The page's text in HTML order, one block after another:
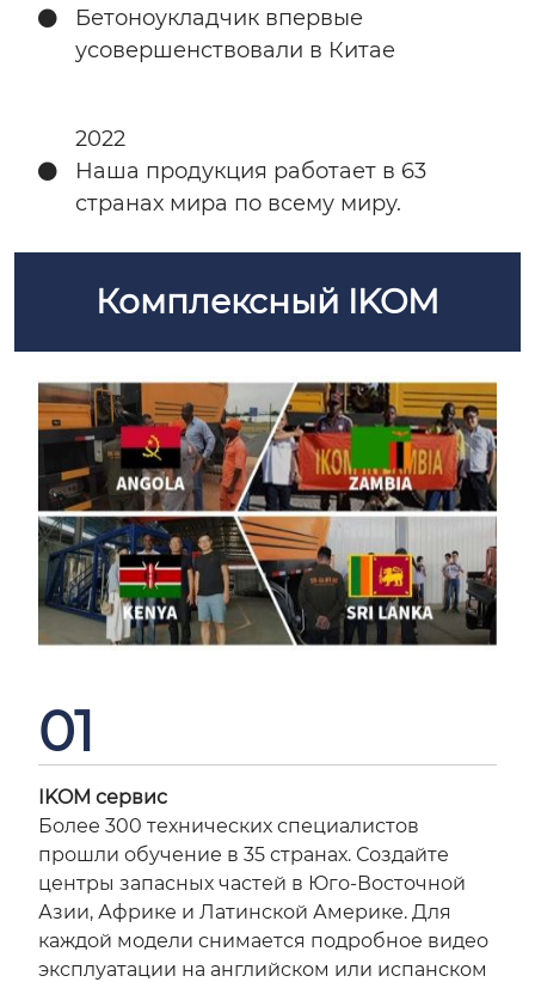
Бетоноукладчик впервые
усовершенствовали в Китае
2022
Наша продукция работает в 63
странах мира по всему миру.
Комплексный IKOM
01
IKOM сервис
Более 300 технических специалистов
прошли обучение в 35 странах. Создайте
центры запасных частей в Юго-Восточной
Азии, Африке и Латинской Америке. Для
каждой модели снимается подробное видео
эксплуатации на английском или испанском